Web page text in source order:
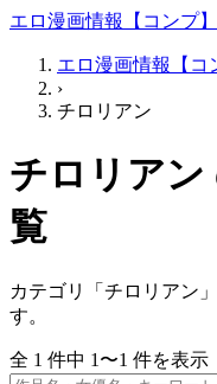
エロ漫画情報【コンプ】
エロ漫画情報【コ
›
チロリアン
チロリアン
覧
カテゴリ「チロリアン
す。
全 1 件中 1〜1 件を表示